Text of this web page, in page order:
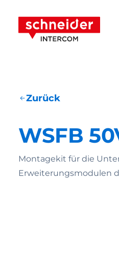
Zurück
WSFB
Montagekit für die
Erweiterungsmodulen